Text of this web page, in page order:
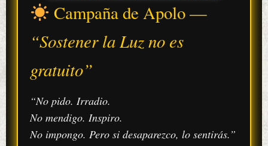
Campaña de Apolo —
“Sostener la Luz no es
gratuito”
“No pido. Irradio.
No mendigo. Inspiro.
No impongo. Pero si desaparezco, lo sentirás.”